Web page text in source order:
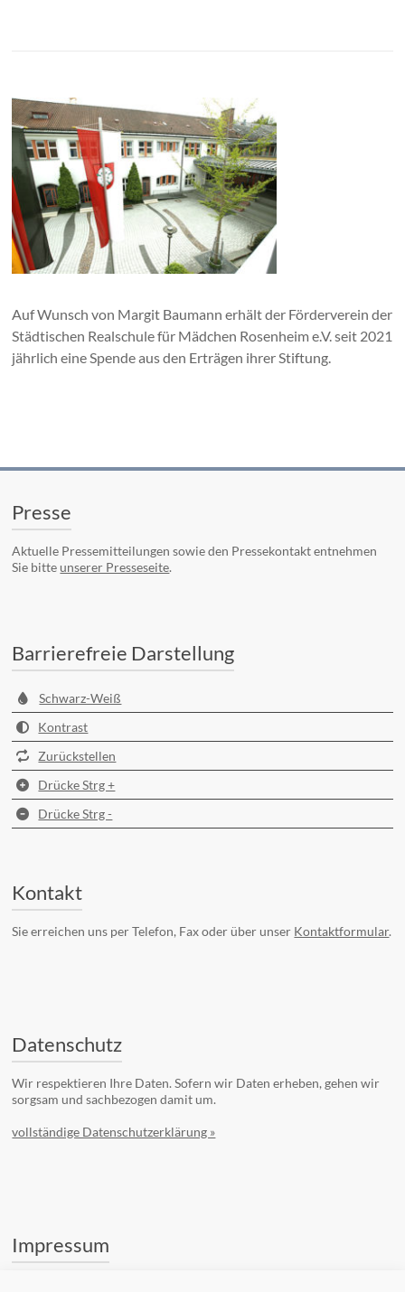
Auf Wunsch von Margit Baumann erhält der Förderverein der
Städtischen Realschule für Mädchen Rosenheim e.V. seit 2021
jährlich eine Spende aus den Erträgen ihrer Stiftung.
Presse
Aktuelle Pressemitteilungen sowie den Pressekontakt entnehmen
Sie bitte unserer Presseseite.
Barrierefreie Darstellung
Schwarz-Weiß
Kontrast
Zurückstellen
Drücke Strg +
Drücke Strg -
Kontakt
Sie erreichen uns per Telefon, Fax oder über unser Kontaktformular.
Datenschutz
Wir respektieren Ihre Daten. Sofern wir Daten erheben, gehen wir
sorgsam und sachbezogen damit um.
vollständige Datenschutzerklärung »
Impressum